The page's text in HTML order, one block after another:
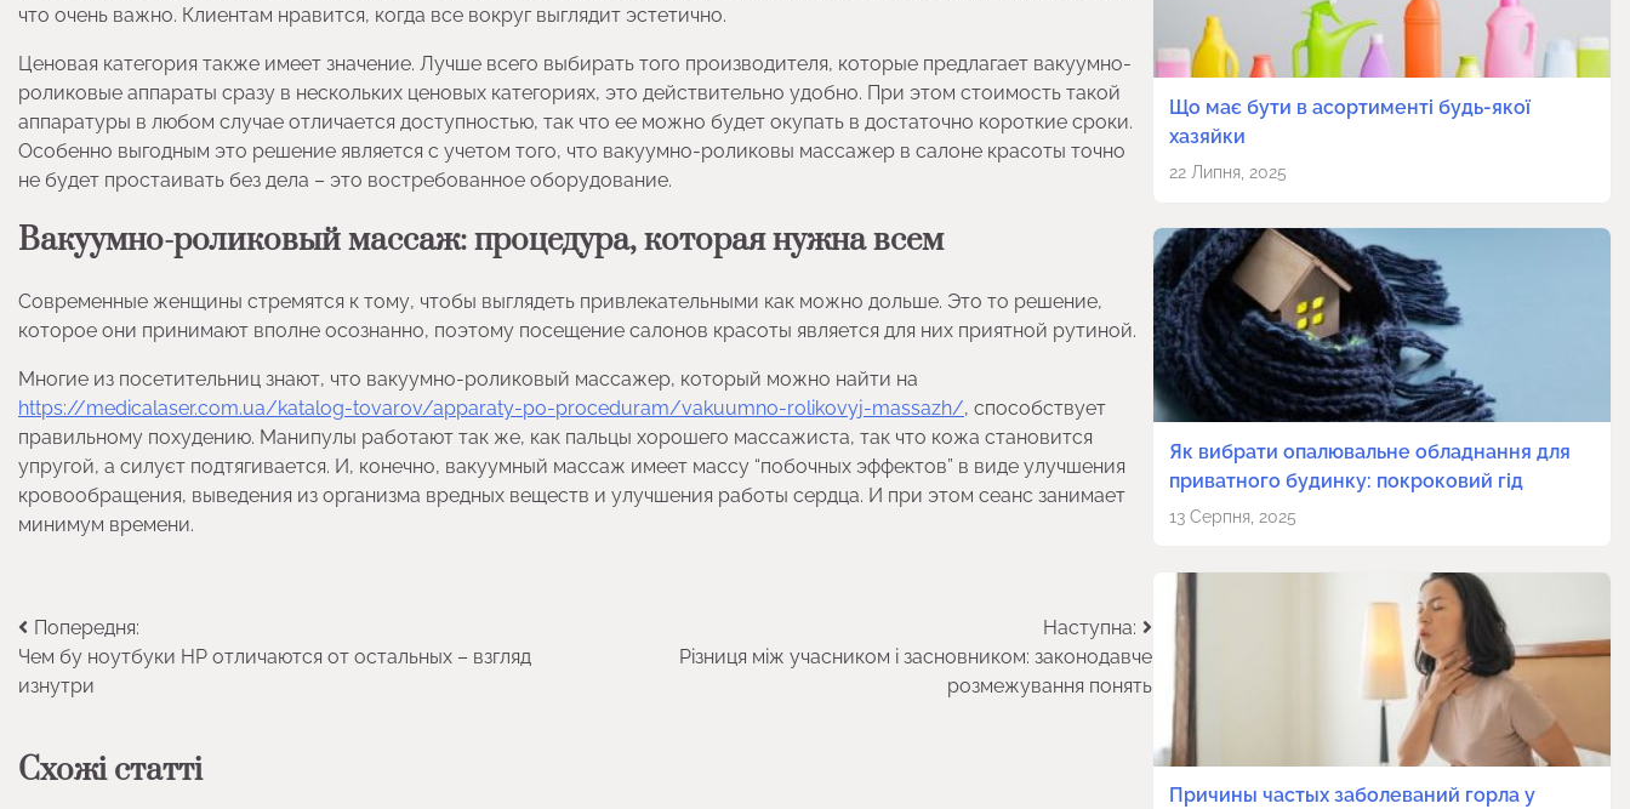
что очень важно. Клиентам нравится, когда все вокруг выглядит эстетично.
Ценовая категория также имеет значение. Лучше всего выбирать того производителя, которые предлагает вакуумно-
роликовые аппараты сразу в нескольких ценовых категориях, это действительно удобно. При этом стоимость такой
аппаратуры в любом случае отличается доступностью, так что ее можно будет окупать в достаточно короткие сроки.
Особенно выгодным это решение является с учетом того, что вакуумно-роликовы массажер в салоне красоты точно
не будет простаивать без дела – это востребованное оборудование.
Вакуумно-роликовый массаж: процедура, которая нужна всем
Современные женщины стремятся к тому, чтобы выглядеть привлекательными как можно дольше. Это то решение,
которое они принимают вполне осознанно, поэтому посещение салонов красоты является для них приятной рутиной.
Многие из посетительниц знают, что вакуумно-роликовый массажер, который можно найти на
https://medicalaser.com.ua/katalog-tovarov/apparaty-po-proceduram/vakuumno-rolikovyj-massazh/, способствует
правильному похудению. Манипулы работают так же, как пальцы хорошего массажиста, так что кожа становится
упругой, а силуєт подтягивается. И, конечно, вакуумный массаж имеет массу “побочных эффектов” в виде улучшения
кровообращения, выведения из организма вредных веществ и улучшения работы сердца. И при этом сеанс занимает
минимум времени.
Навігація
записів
Попередня:
Чем бу ноутбуки HP отличаются от остальных – взгляд
изнутри
Наступна:
Різниця між учасником і засновником: законодавче
розмежування понять
Схожі статті
Що має бути в асортименті будь-якої
хазяйки
22 Липня, 2025
Як вибрати опалювальне обладнання для
приватного будинку: покроковий гід
13 Серпня, 2025
Причины частых заболеваний горла у